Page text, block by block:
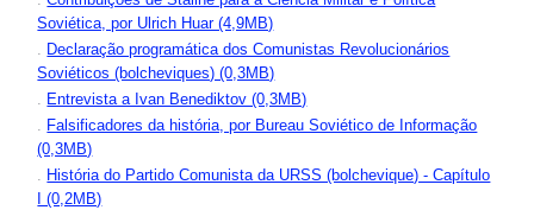
Soviética, por Ulrich Huar (4,9MB)
. Declaração programática dos Comunistas Revolucionários
Soviéticos (bolcheviques) (0,3MB)
. Entrevista a Ivan Benediktov (0,3MB)
. Falsificadores da história, por Bureau Soviético de Informação
(0,3MB)
. História do Partido Comunista da URSS (bolchevique) - Capítulo
I (0,2MB)